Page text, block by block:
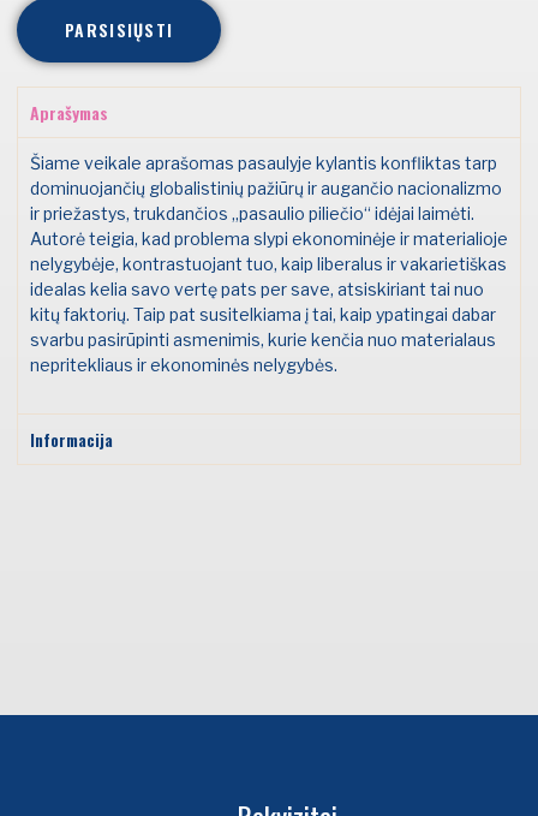
PARSISIŲSTI
Aprašymas
Šiame veikale aprašomas pasaulyje kylantis konfliktas tarp
dominuojančių globalistinių pažiūrų ir augančio nacionalizmo
ir priežastys, trukdančios „pasaulio piliečio“ idėjai laimėti.
Autorė teigia, kad problema slypi ekonominėje ir materialioje
nelygybėje, kontrastuojant tuo, kaip liberalus ir vakarietiškas
idealas kelia savo vertę pats per save, atsiskiriant tai nuo
kitų faktorių. Taip pat susitelkiama į tai, kaip ypatingai dabar
svarbu pasirūpinti asmenimis, kurie kenčia nuo materialaus
nepritekliaus ir ekonominės nelygybės.
Informacija